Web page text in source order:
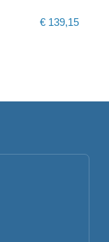
€ 139,15